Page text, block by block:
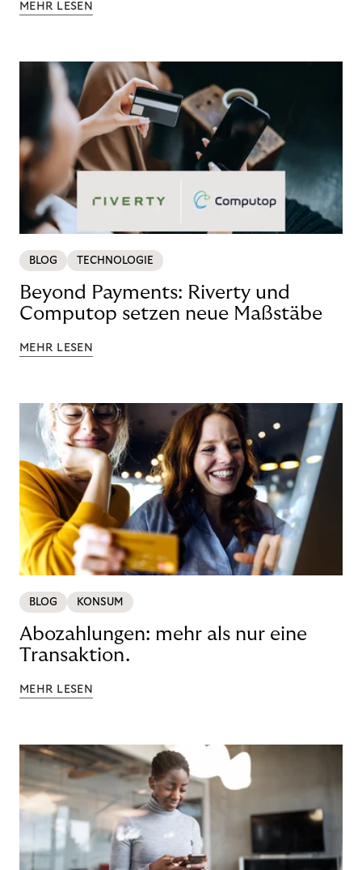
MEHR LESEN
BLOG TECHNOLOGIE
Beyond Payments: Riverty und
Computop setzen neue Maßstäbe
MEHR LESEN
BLOG KONSUM
Abozahlungen: mehr als nur eine
Transaktion.
MEHR LESEN